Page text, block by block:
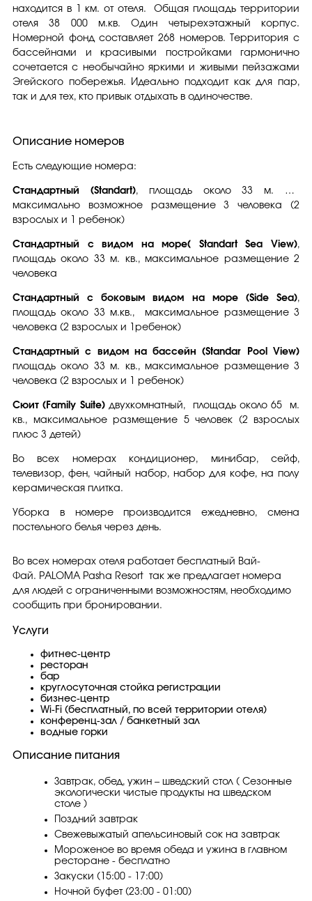
находится в 1 км. от отеля. Общая площадь территории
отеля 38 000 м.кв. Один четырехэтажный корпус.
Номерной фонд составляет 268 номеров. Территория с
бассейнами и красивыми постройками гармонично
сочетается с необычайно яркими и живыми пейзажами
Эгейского побережья. Идеально подходит как для пар,
так и для тех, кто привык отдыхать в одиночестве.
Описание номеров
Есть следующие номера:
Стандартный (Standart), площадь около 33 м. кв.,
максимально возможное размещение 3 человека (2
взрослых и 1 ребенок)
Стандартный с видом на море( Standart Sea View),
площадь около 33 м. кв., максимальное размещение 2
человека
Стандартный с боковым видом на море (Side Sea),
площадь около 33 м.кв., максимальное размещение 3
человека (2 взрослых и 1ребенок)
Стандартный с видом на бассейн (Standar Pool View)
площадь около 33 м. кв., максимальное размещение 3
человека (2 взрослых и 1 ребенок)
Сюит (Family Suite) двухкомнатный, площадь около 65 м.
кв., максимальное размещение 5 человек (2 взрослых
плюс 3 детей)
Во всех номерах кондиционер, минибар, сейф,
телевизор, фен, чайный набор, набор для кофе, на полу
керамическая плитка.
Уборка в номере производится ежедневно, смена
постельного белья через день.
Во всех номерах отеля работает бесплатный Вай-
Фай. PALOMA Pasha Resort так же предлагает номера
для людей с ограниченными возможностям, необходимо
сообщить при бронировании.
Услуги
фитнес-центр
ресторан
бар
круглосуточная стойка регистрации
бизнес-центр
Wi-Fi (бесплатный, по всей территории отеля)
конференц-зал / банкетный зал
водные горки
Описание питания
Завтрак, обед, ужин – шведский стол ( Сезонные
экологически чистые продукты на шведском
столе )
Поздний завтрак
Свежевыжатый апельсиновый сок на завтрак
Мороженое во время обеда и ужина в главном
ресторане - бесплатно
Закуски (15:00 - 17:00)
Ночной буфет (23:00 - 01:00)